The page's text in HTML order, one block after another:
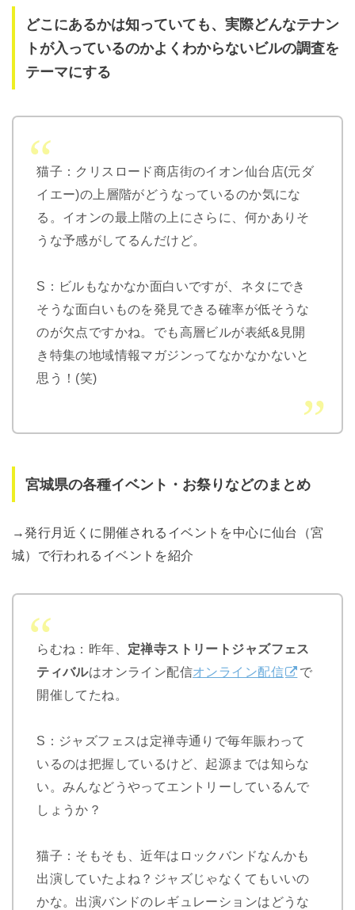
どこにあるかは知っていても、実際どんなテナン
トが入っているのかよくわからないビルの調査を
テーマにする
猫子：クリスロード商店街のイオン仙台店(元ダ
イエー)の上層階がどうなっているのか気にな
る。イオンの最上階の上にさらに、何かありそ
うな予感がしてるんだけど。
S：ビルもなかなか面白いですが、ネタにでき
そうな面白いものを発見できる確率が低そうな
のが欠点ですかね。でも高層ビルが表紙&見開
き特集の地域情報マガジンってなかなかないと
思う！(笑)
宮城県の各種イベント・お祭りなどのまとめ
→発行月近くに開催されるイベントを中心に仙台（宮
城）で行われるイベントを紹介
らむね：昨年、 定禅寺ストリートジャズフェス
ティバルはオンライン配信オンライン配信
で
開催してたね。
S：ジャズフェスは定禅寺通りで毎年賑わって
いるのは把握しているけど、起源までは知らな
い。みんなどうやってエントリーしているんで
しょうか？
猫子：そもそも、近年はロックバンドなんかも
出演していたよね？ジャズじゃなくてもいいの
かな。出演バンドのレギュレーションはどうな